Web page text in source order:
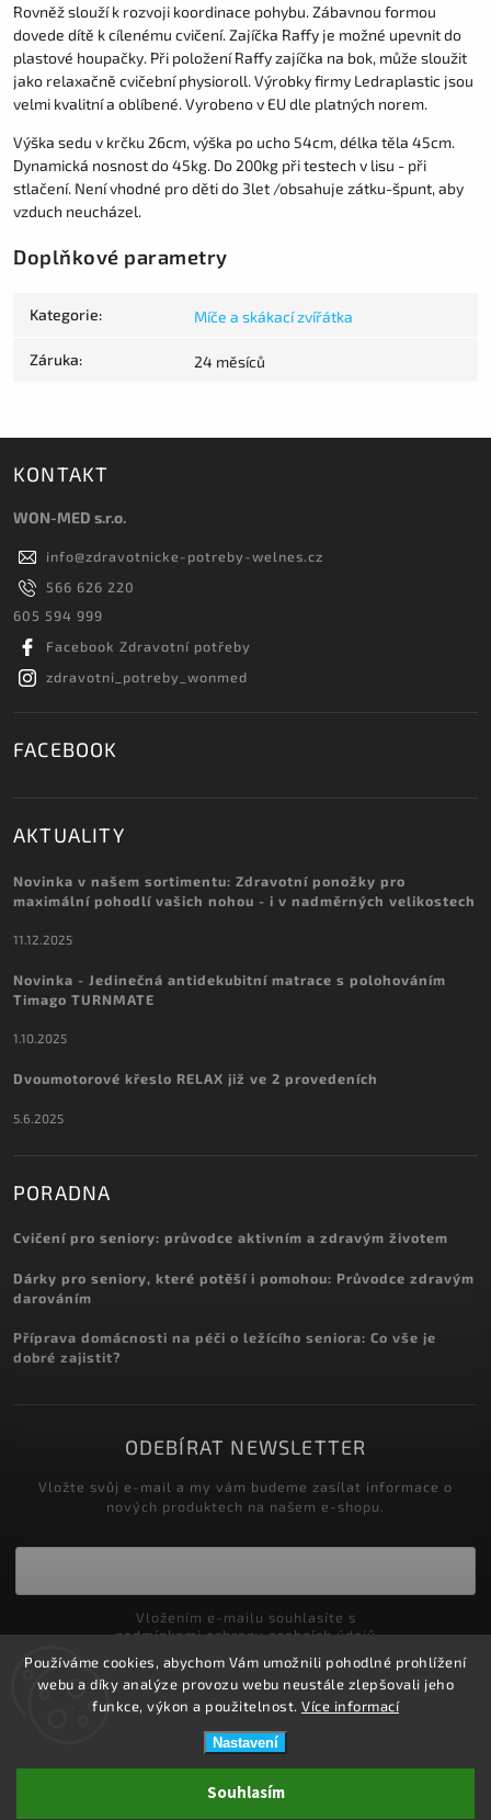
Používáme cookies, abychom Vám umožnili pohodlné prohlížení
webu a díky analýze provozu webu neustále zlepšovali jeho
funkce, výkon a použitelnost. Více informací
Nastavení
Souhlasím
Rovněž slouží k rozvoji koordinace pohybu. Zábavnou formou
dovede dítě k cílenému cvičení. Zajíčka Raffy je možné upevnit do
plastové houpačky. Při položení Raffy zajíčka na bok, může sloužit
jako relaxačně cvičební physioroll. Výrobky firmy Ledraplastic jsou
velmi kvalitní a oblíbené. Vyrobeno v EU dle platných norem.
Výška sedu v krčku 26cm, výška po ucho 54cm, délka těla 45cm.
Dynamická nosnost do 45kg. Do 200kg při testech v lisu - při
stlačení. Není vhodné pro děti do 3let /obsahuje zátku-špunt, aby
vzduch neucházel.
Doplňkové parametry
Kategorie: Míče a skákací zvířátka
Záruka: 24 měsíců
KONTAKT
WON-MED s.r.o.
info@zdravotnicke-potreby-welnes.cz
566 626 220
605 594 999
Facebook Zdravotní potřeby
zdravotni_potreby_wonmed
FACEBOOK
AKTUALITY
Novinka v našem sortimentu: Zdravotní ponožky pro
maximální pohodlí vašich nohou - i v nadměrných velikostech
11.12.2025
Novinka - Jedinečná antidekubitní matrace s polohováním
Timago TURNMATE
1.10.2025
Dvoumotorové křeslo RELAX již ve 2 provedeních
5.6.2025
PORADNA
Cvičení pro seniory: průvodce aktivním a zdravým životem
Dárky pro seniory, které potěší i pomohou: Průvodce zdravým
darováním
Příprava domácnosti na péči o ležícího seniora: Co vše je
dobré zajistit?
ODEBÍRAT NEWSLETTER
Vložte svůj e-mail a my vám budeme zasílat informace o
nových produktech na našem e-shopu.
podmínkami ochrany osobních údajů
Přihlásit se
ZDRAVOTNÍ POTŘEBY DRDLOVÁ